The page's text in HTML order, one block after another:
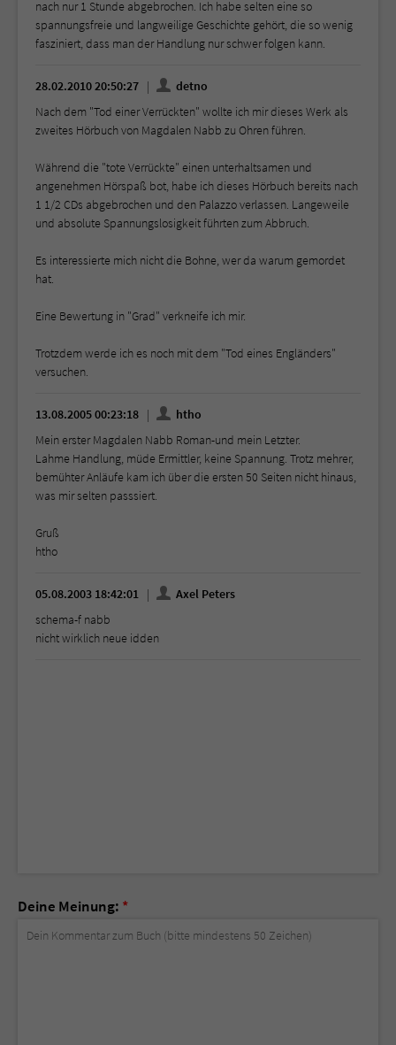
nach nur 1 Stunde abgebrochen. Ich habe selten eine so
spannungsfreie und langweilige Geschichte gehört, die so wenig
fasziniert, dass man der Handlung nur schwer folgen kann.
28.02.2010 20:50:27
detno
Nach dem "Tod einer Verrückten" wollte ich mir dieses Werk als
zweites Hörbuch von Magdalen Nabb zu Ohren führen.
Während die "tote Verrückte" einen unterhaltsamen und
angenehmen Hörspaß bot, habe ich dieses Hörbuch bereits nach
1 1/2 CDs abgebrochen und den Palazzo verlassen. Langeweile
und absolute Spannungslosigkeit führten zum Abbruch.
Es interessierte mich nicht die Bohne, wer da warum gemordet
hat.
Eine Bewertung in "Grad" verkneife ich mir.
Trotzdem werde ich es noch mit dem "Tod eines Engländers"
versuchen.
13.08.2005 00:23:18
htho
Mein erster Magdalen Nabb Roman-und mein Letzter.
Lahme Handlung, müde Ermittler, keine Spannung. Trotz mehrer,
bemühter Anläufe kam ich über die ersten 50 Seiten nicht hinaus,
was mir selten passsiert.
Gruß
htho
05.08.2003 18:42:01
Axel Peters
schema-f nabb
nicht wirklich neue idden
Deine Meinung: *